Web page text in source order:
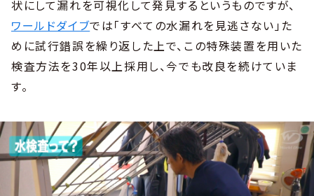
状にして漏れを可視化して発見するというものですが、
ワールドダイブでは「すべての水漏れを見逃さない」た
めに試行錯誤を繰り返した上で、この特殊装置を用いた
検査方法を30年以上採用し、今でも改良を続けていま
す。